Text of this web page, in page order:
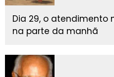
Dia 29, o atendimento
na parte da manhã